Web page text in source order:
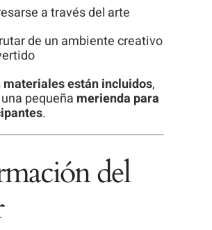
a través del arte
de un ambiente creativo
materiales están incluidos,
pequeña merienda para
.
del